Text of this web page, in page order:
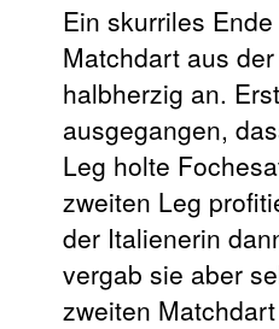
Ein skurriles
Matchdart aus
halbherzig an.
ausgegangen,
Leg holte
zweiten Leg
der Italienerin
vergab sie aber
zweiten